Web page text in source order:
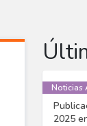
Noticias
2025